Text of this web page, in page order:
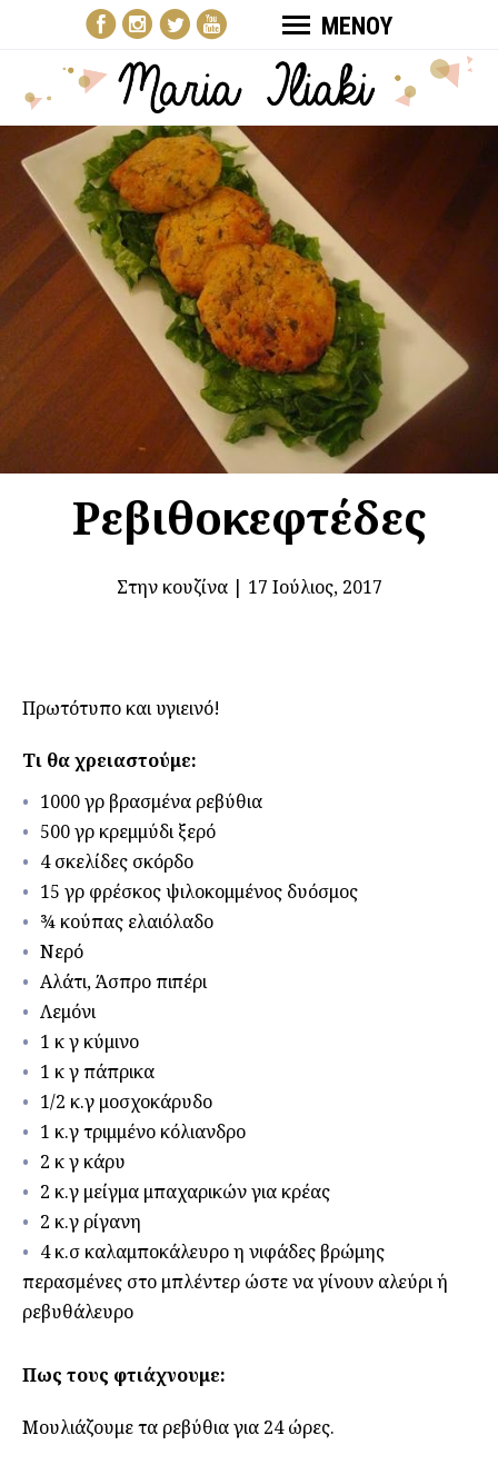
ΜΕΝΟΥ
Ρεβιθοκεφτέδες
Στην κουζίνα| 17 Ιούλιος, 2017
Πρωτότυπο και υγιεινό!
Τι θα χρειαστούμε:
1000 γρ βρασμένα ρεβύθια
500 γρ κρεμμύδι ξερό
4 σκελίδες σκόρδο
15 γρ φρέσκος ψιλοκομμένος δυόσμος
¾ κούπας ελαιόλαδο
Νερό
Αλάτι, Άσπρο πιπέρι
Λεμόνι
1 κ γ κύμινο
1 κ γ πάπρικα
1/2 κ.γ μοσχοκάρυδο
1 κ.γ τριμμένο κόλιανδρο
2 κ γ κάρυ
2 κ.γ μείγμα μπαχαρικών για κρέας
2 κ.γ ρίγανη
4 κ.σ καλαμποκάλευρο η νιφάδες βρώμης
περασμένες στο μπλέντερ ώστε να γίνουν αλεύρι ή
ρεβυθάλευρο
Πως τους φτιάχνουμε:
Μουλιάζουμε τα ρεβύθια για 24 ώρες.